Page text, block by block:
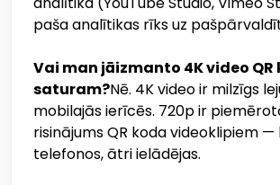
paša analītikas rīks uz
Vai man jāizmanto 4K video QR
saturam?Nē. 4K video ir milzīgs
mobilajās ierīcēs. 720p ir
risinājums QR koda videoklipiem
telefonos, ātri ielādējas.